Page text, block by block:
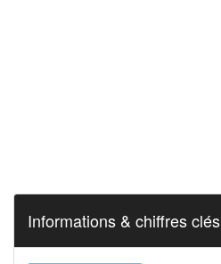
Informations & chiffres clés